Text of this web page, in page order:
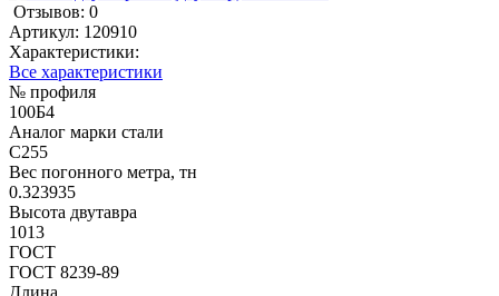
Отзывов: 0
Артикул: 120910
Характеристики:
Все характеристики
№ профиля
100Б4
Аналог марки стали
С255
Вес погонного метра, тн
0.323935
Высота двутавра
1013
ГОСТ
ГОСТ 8239-89
Длина